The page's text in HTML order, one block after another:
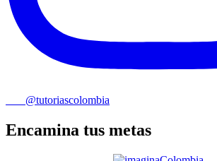
@tutoriascolombia
Encamina tus metas